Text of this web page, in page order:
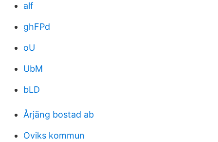
alf
ghFPd
oU
UbM
bLD
Årjäng bostad ab
Oviks kommun